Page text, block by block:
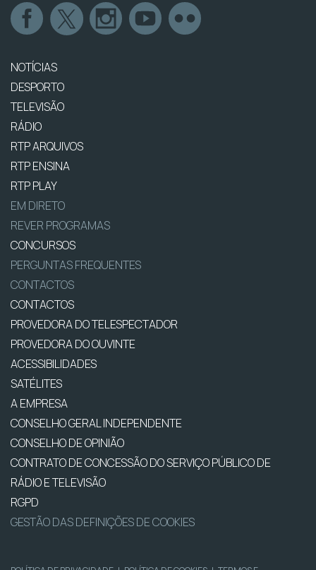
NOTÍCIAS
DESPORTO
TELEVISÃO
RÁDIO
RTP ARQUIVOS
RTP ENSINA
RTP PLAY
EM DIRETO
REVER PROGRAMAS
CONCURSOS
PERGUNTAS FREQUENTES
CONTACTOS
CONTACTOS
PROVEDORA DO TELESPECTADOR
PROVEDORA DO OUVINTE
ACESSIBILIDADES
SATÉLITES
A EMPRESA
CONSELHO GERAL INDEPENDENTE
CONSELHO DE OPINIÃO
CONTRATO DE CONCESSÃO DO SERVIÇO PÚBLICO DE
RÁDIO E TELEVISÃO
RGPD
GESTÃO DAS DEFINIÇÕES DE COOKIES